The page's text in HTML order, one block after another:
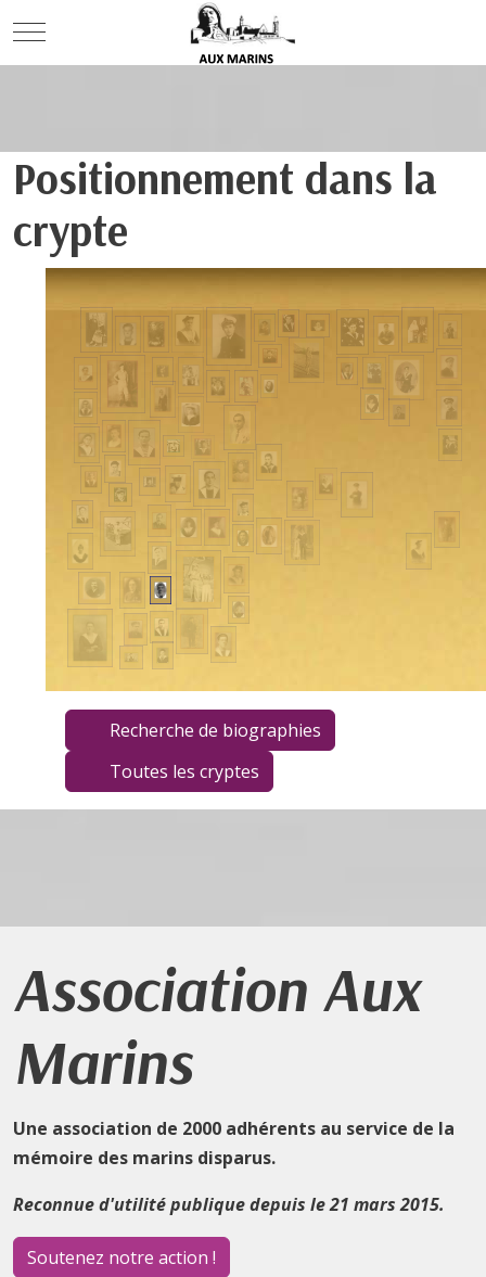
Mobile Menu Toggle
Positionnement dans la
crypte
Recherche de biographies
Toutes les cryptes
Association Aux
Marins
Une association de 2000 adhérents au service de la
mémoire des marins disparus.
Reconnue d'utilité publique depuis le 21 mars 2015.
Soutenez notre action !